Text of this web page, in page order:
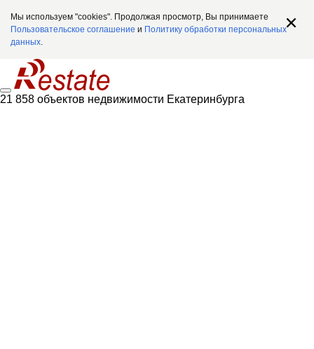
Мы используем "cookies". Продолжая просмотр, Вы принимаете
Пользовательское соглашение и Политику обработки персональных
данных.
21 858 объектов недвижимости Екатеринбурга